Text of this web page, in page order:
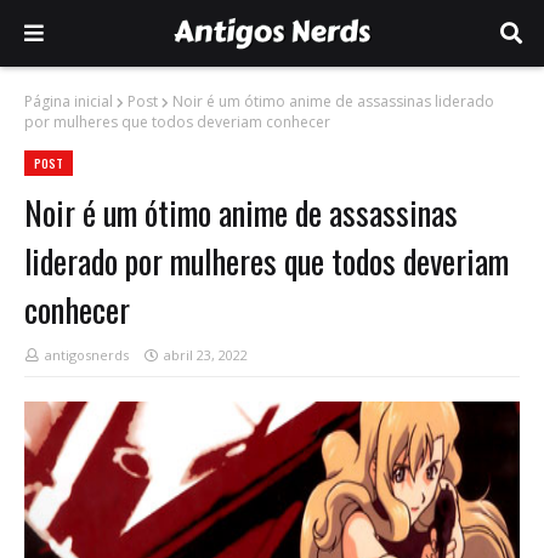
Página inicial Post
Noir é um ótimo anime de assassinas liderado
por mulheres que todos deveriam conhecer
POST
Noir é um ótimo anime de assassinas
liderado por mulheres que todos deveriam
conhecer
antigosnerds abril 23, 2022